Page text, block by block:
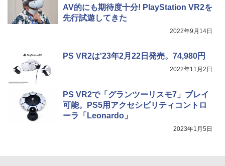
AV的にも期待度十分! PlayStation VR2を
先行試遊してきた
2022年9月14日
PS VR2は'23年2月22日発売。74,980円
2022年11月2日
PS VR2で「グランツーリスモ7」プレイ
可能。PS5用アクセシビリティコントロ
ーラ「Leonardo」
2023年1月5日